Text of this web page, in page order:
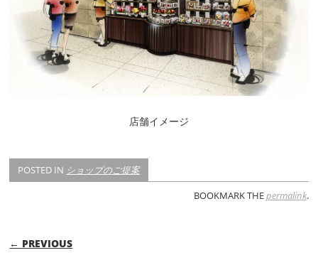
店舗イメージ
POSTED IN ショップのご提案
BOOKMARK THEpermalink.
POST NAVIGATION
← PREVIOUS